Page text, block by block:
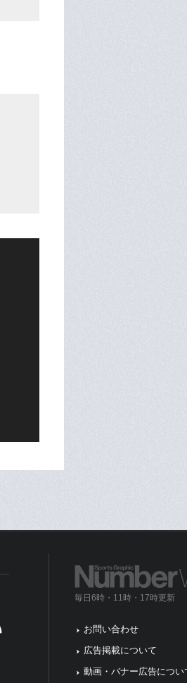
毎日6時・11時・17時更新
お問い合わせ
広告掲載について
動画・バナー広告につい